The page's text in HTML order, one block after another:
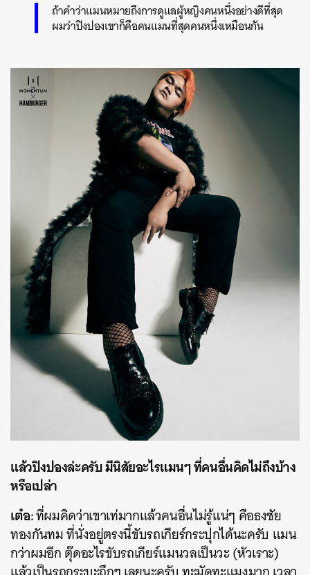
ถ้าคำว่าแมนหมายถึงการดูแลผู้หญิงคนหนึ่งอย่างดีที่สุด
ผมว่าปิงปองเขาก็คือคนแมนที่สุดคนหนึ่งเหมือนกัน
แล้วปิงปองล่ะครับ มีนิสัยอะไรแมนๆ ที่คนอื่นคิดไม่ถึงบ้าง
หรือเปล่า
เต๋อ:ที่ผมคิดว่าเขาเท่มากแล้วคนอื่นไม่รู้แน่ๆ คือธงชัย
ทองกันทม ที่นั่งอยู่ตรงนี้ขับรถเกียร์กระปุกได้นะครับ แมน
กว่าผมอีก ตุ๊ดอะไรขับรถเกียร์แมนวลเป็นวะ (หัวเราะ)